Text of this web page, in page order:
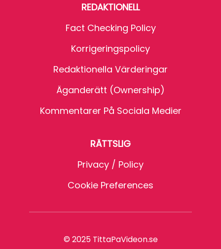
REDAKTIONELL
Fact Checking Policy
Korrigeringspolicy
Redaktionella Värderingar
Äganderätt (Ownership)
Kommentarer På Sociala Medier
RÄTTSLIG
Privacy / Policy
Cookie Preferences
© 2025 TittaPaVideon.se